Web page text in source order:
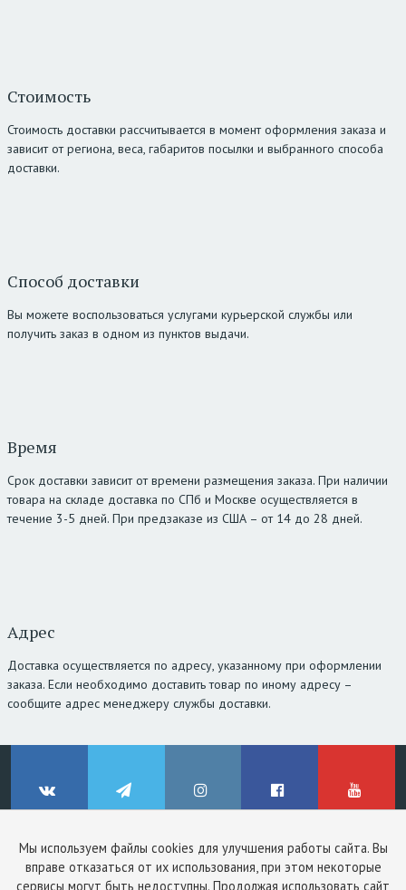
Мы используем файлы cookies для улучшения работы сайта. Вы
вправе отказаться от их использования, при этом некоторые
сервисы могут быть недоступны. Продолжая использовать сайт
Стоимость
Стоимость доставки рассчитывается в момент оформления заказа и
зависит от региона, веса, габаритов посылки и выбранного способа
доставки.
Способ доставки
Вы можете воспользоваться услугами курьерской службы или
получить заказ в одном из пунктов выдачи.
Время
Срок доставки зависит от времени размещения заказа. При наличии
товара на складе доставка по СПб и Москве осуществляется в
течение 3-5 дней. При предзаказе из США – от 14 до 28 дней.
Адрес
Доставка осуществляется по адресу, указанному при оформлении
заказа. Если необходимо доставить товар по иному адресу –
сообщите адрес менеджеру службы доставки.
ВКонтакте Telegram Instagram Facebook YouTube
© ClinicStyle, 2026
Используя сайт, вы принимаетепользовательское соглашениеи